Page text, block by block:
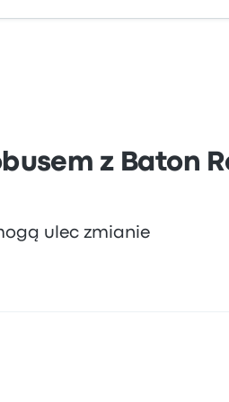
z Baton
ulec zmianie